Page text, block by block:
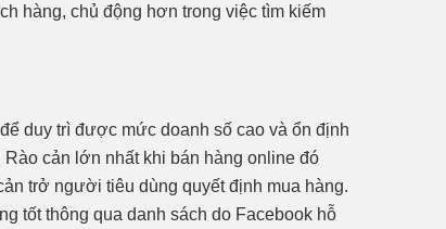
hàng, chủ động hơn trong việc tìm kiếm
duy trì được mức doanh số cao và ổn định
Rào cản lớn nhất khi bán hàng online đó
trở người tiêu dùng quyết định mua hàng.
tốt thông qua danh sách do Facebook hỗ